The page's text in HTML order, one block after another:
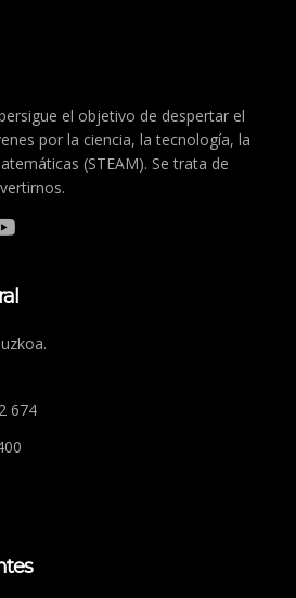
el objetivo de despertar el
por la ciencia, la tecnología, la
(STEAM). Se trata de
674